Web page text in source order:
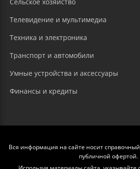
Сельское хозяйство
Телевидение и мультимедиа
Техника и электроника
Транспорт и автомобили
Умные устройства и аксессуары
Финансы и кредиты
Вся информация на сайте носит справочный
публичной офертой.